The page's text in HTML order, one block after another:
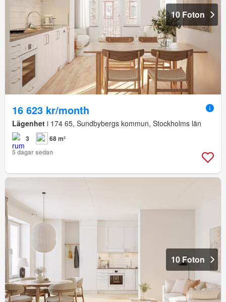
10 Foton
16 623 kr/month
Lägenhet i 174 65, Sundbybergs kommun, Stockholms län
3
68 m²
5 dagar sedan
10 Foton